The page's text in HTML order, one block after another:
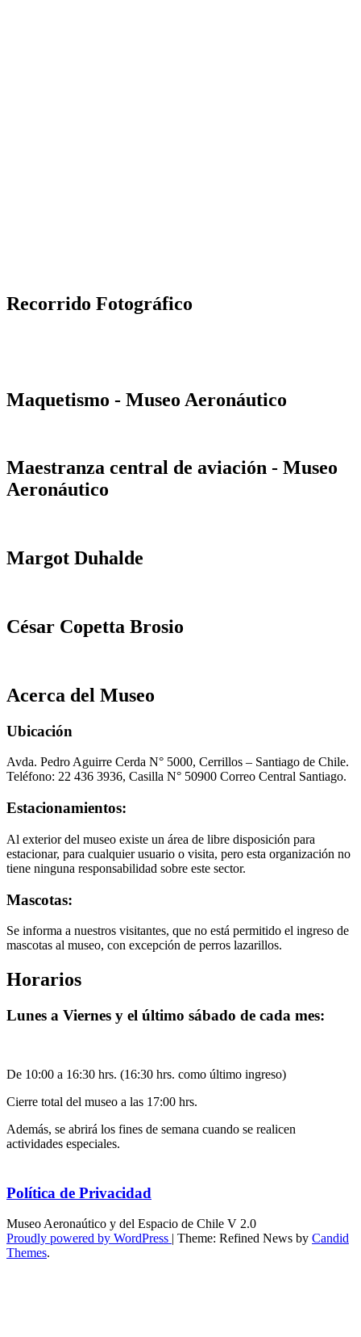
Recorrido Fotográfico
Maquetismo - Museo Aeronáutico
Maestranza central de aviación - Museo
Aeronáutico
Margot Duhalde
César Copetta Brosio
Acerca del Museo
Ubicación
Avda. Pedro Aguirre Cerda N° 5000, Cerrillos – Santiago de Chile.
Teléfono: 22 436 3936, Casilla N° 50900 Correo Central Santiago.
Estacionamientos:
Al exterior del museo existe un área de libre disposición para
estacionar, para cualquier usuario o visita, pero esta organización no
tiene ninguna responsabilidad sobre este sector.
Mascotas:
Se informa a nuestros visitantes, que no está permitido el ingreso de
mascotas al museo, con excepción de perros lazarillos.
Horarios
Lunes a Viernes y el último sábado de cada mes:
De 10:00 a 16:30 hrs. (16:30 hrs. como último ingreso)
Cierre total del museo a las 17:00 hrs.
Además, se abrirá los fines de semana cuando se realicen
actividades especiales.
Política de Privacidad
Museo Aeronaútico y del Espacio de Chile V 2.0
Proudly powered by WordPress | Theme: Refined News by Candid
Themes.